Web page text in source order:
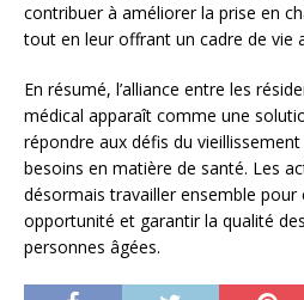
contribuer à améliorer la prise en
tout en leur offrant un cadre de vie
En résumé, l’alliance entre les
médical apparaît comme une
répondre aux défis du
besoins en matière de santé. Les
désormais travailler ensemble pour
opportunité et garantir la qualité
personnes âgées.